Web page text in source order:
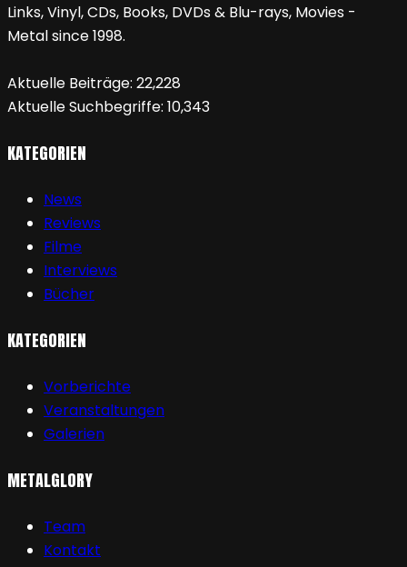
Links, Vinyl, CDs, Books, DVDs & Blu-rays, Movies -
Metal since 1998.
Aktuelle Beiträge: 22,228
Aktuelle Suchbegriffe: 10,343
KATEGORIEN
News
Reviews
Filme
Interviews
Bücher
KATEGORIEN
Vorberichte
Veranstaltungen
Galerien
METALGLORY
Team
Kontakt